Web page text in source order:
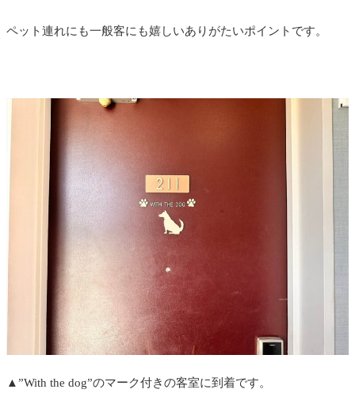
ペット連れにも一般客にも嬉しいありがたいポイントです。
▲”With the dog”のマーク付きの客室に到着です。